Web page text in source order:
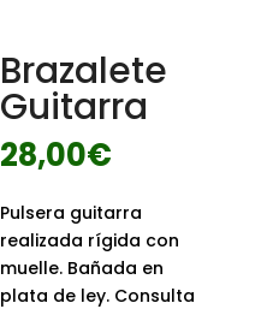
Brazalete
Guitarra
28,00€
Pulsera guitarra
realizada rígida con
muelle. Bañada en
plata de ley. Consulta